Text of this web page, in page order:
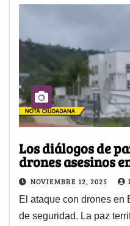
Los diálogos de
drones asesinos
NOVIEMBRE 12, 2025
El ataque con drones en
de seguridad. La paz